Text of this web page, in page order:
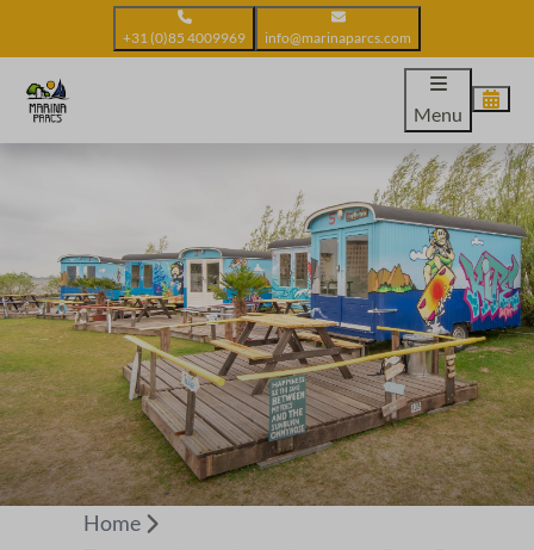
+31 (0)85 4009969 info@marinaparcs.com
Menu
Home